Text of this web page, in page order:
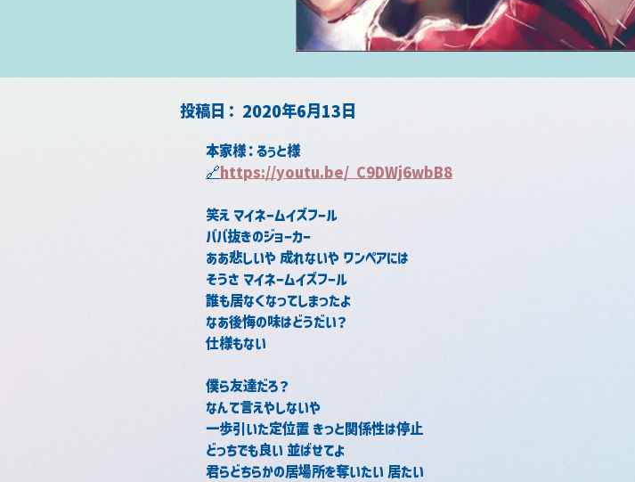
2020年6月13日
​投稿日：
本家様：るぅと様
🔗https://youtu.be/_C9DWj6wbB8
笑え マイネームイズフール
ババ抜きのジョーカー
ああ悲しいや 成れないや ワンペアには
そうさ マイネームイズフール
誰も居なくなってしまったよ
なあ後悔の味はどうだい？
仕様もない
僕ら友達だろ？
なんて言えやしないや
一歩引いた定位置 きっと関係性は停止
どっちでも良い 並ばせてよ
君らどちらかの居場所を奪いたい 居たい